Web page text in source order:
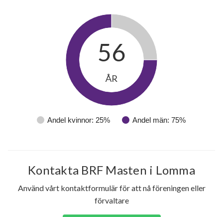
Andel kvinnor: 25% Andel män: 75%
56
ÅR
Kontakta BRF Masten i Lomma
Använd vårt kontaktformulär för att nå föreningen eller
förvaltare